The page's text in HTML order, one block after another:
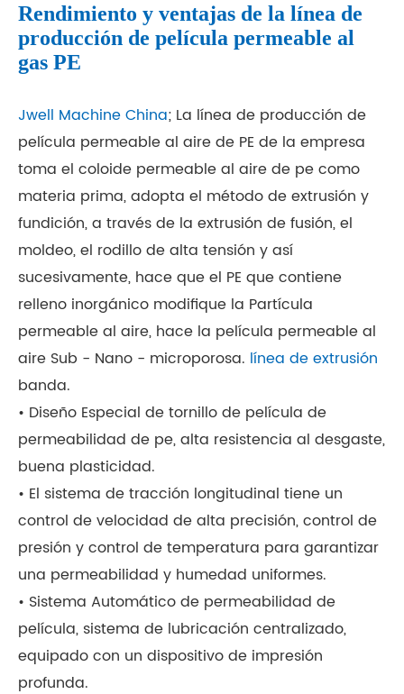
gorra de ducha, cortina de ducha, bolsa de
agua, mantel, etc.
ropa quirúrgica médica, embalaje médico
especial, embalaje de alimentos, etc.
productos de embalaje: ordenador, aire
acondicionado, cubierta eléctrica a prueba de
polvo, cubierta de automóvil, Embalaje suave de
cosméticos, bolsa de compras, bolsa de regalo,
carpeta, bolsa de archivos, etc.
embalaje de moda: bolsa de cosméticos,
papelería de alta calidad, boca de hombro,
armario, bolsa de pesca, bolso de mano, bolsa,
etc.
Rendimiento y ventajas de la línea de
producción de película permeable al
gas PE
Jwell Machine China; La línea de producción de
película permeable al aire de PE de la empresa
toma el coloide permeable al aire de pe como
materia prima, adopta el método de extrusión y
fundición, a través de la extrusión de fusión, el
moldeo, el rodillo de alta tensión y así
sucesivamente, hace que el PE que contiene
relleno inorgánico modifique la Partícula
permeable al aire, hace la película permeable al
aire Sub - Nano - microporosa. línea de extrusión
banda.
• Diseño Especial de tornillo de película de
permeabilidad de pe, alta resistencia al desgaste,
buena plasticidad.
• El sistema de tracción longitudinal tiene un
control de velocidad de alta precisión, control de
presión y control de temperatura para garantizar
una permeabilidad y humedad uniformes.
• Sistema Automático de permeabilidad de
película, sistema de lubricación centralizado,
equipado con un dispositivo de impresión
profunda.